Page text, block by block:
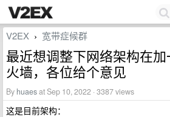
V2EX › 宽带症候群
最近想调整下网络架构在
火墙，各位给个意见
By huaesat Sep 10, 2022 · 3387 views
这是目前架构：